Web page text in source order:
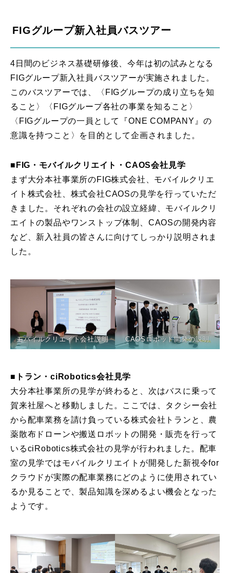
FIGグループ新入社員バスツアー
4日間のビジネス基礎研修後、今年は初の試みとなる
FIGグループ新入社員バスツアーが実施されました。
このバスツアーでは、〈FIGグループの成り立ちを知
ること〉〈FIGグループ各社の事業を知ること〉
〈FIGグループの一員として『ONE COMPANY』の
意識を持つこと〉を目的として企画されました。
■FIG・モバイルクリエイト・CAOS会社見学
まず大分本社事業所のFIG株式会社、モバイルクリエ
イト株式会社、株式会社CAOSの見学を行っていただ
きました。それぞれの会社の設立経緯、モバイルクリ
エイトの製品やワンストップ体制、CAOSの開発内容
など、新入社員の皆さんに向けてしっかり説明されま
した。
モバイルクリエイト会社説明 CAOSロボット開発の説明
■トラン・ciRobotics会社見学
大分本社事業所の見学が終わると、次はバスに乗って
賀来社屋へと移動しました。ここでは、タクシー会社
から配車業務を請け負っている株式会社トランと、農
薬散布ドローンや搬送ロボットの開発・販売を行って
いるciRobotics株式会社の見学が行われました。配車
室の見学ではモバイルクリエイトが開発した新視令for
クラウドが実際の配車業務にどのように使用されてい
るか見ることで、製品知識を深めるよい機会となった
ようです。